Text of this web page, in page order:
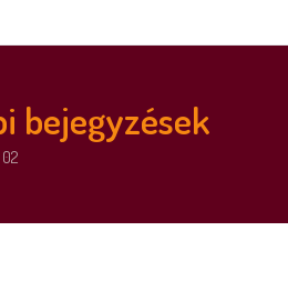
bejegyzések
02